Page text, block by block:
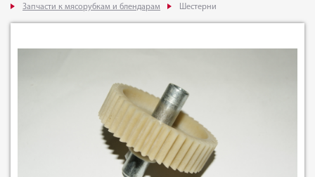
Запчасти к мясорубкам и блендарам
Шестерни